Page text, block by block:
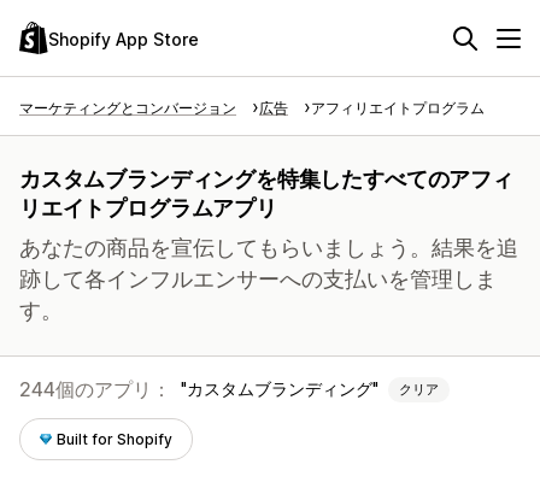
Shopify App Store
マーケティングとコンバージョン 広告 アフィリエイトプログラム
カスタムブランディングを特集したすべてのアフィ
リエイトプログラムアプリ
あなたの商品を宣伝してもらいましょう。結果を追
跡して各インフルエンサーへの支払いを管理しま
す。
244個のアプリ： カスタムブランディング クリア
Built for Shopify